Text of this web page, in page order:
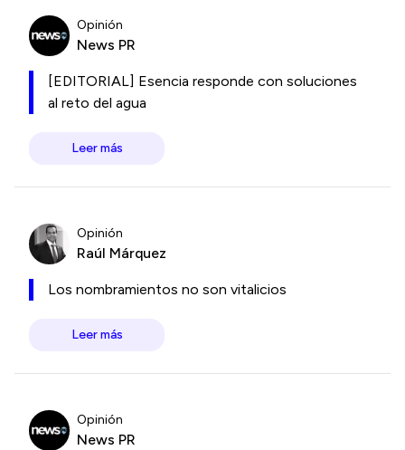
Opinión
News PR
[EDITORIAL] Esencia responde con soluciones
al reto del agua
Leer más
Opinión
Raúl Márquez
Los nombramientos no son vitalicios
Leer más
Opinión
News PR